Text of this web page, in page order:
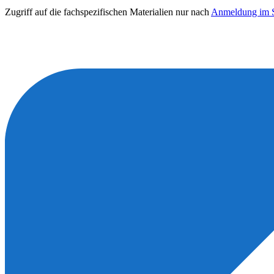
Zugriff auf die fachspezifischen Materialien nur nach Anmeldung im